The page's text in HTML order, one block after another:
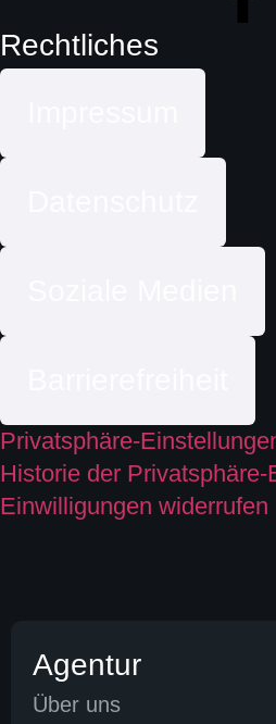
Rechtliches
Privatsphäre-
Historie der Privatsphäre-
Einwilligungen widerrufen
Agentur
Über uns